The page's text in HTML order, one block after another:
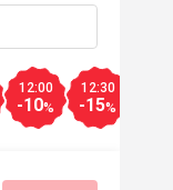
12:00
-10%
12:30
-15%